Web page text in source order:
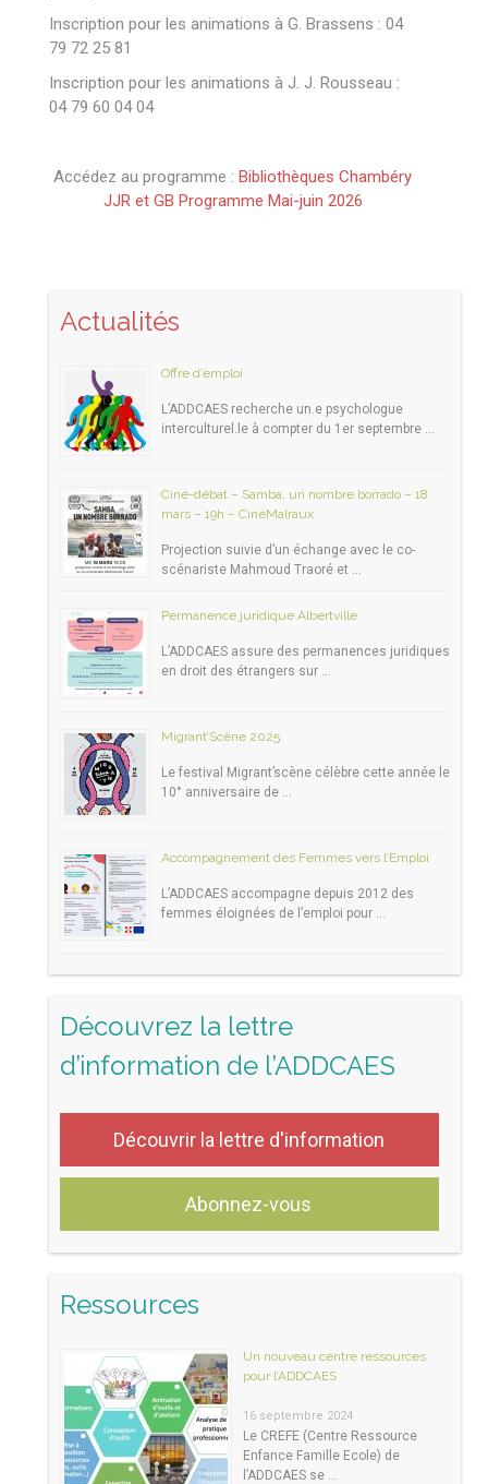
Inscription pour les animations à G. Brassens : 04
79 72 25 81
Inscription pour les animations à J. J. Rousseau :
04 79 60 04 04
Accédez au programme :Bibliothèques Chambéry
JJR et GB Programme Mai-juin 2026
Actualités
Offre d’emploi
L’ADDCAES recherche un.e psychologue
interculturel.le à compter du 1er septembre …
Ciné-débat – Samba, un nombre borrado – 18
mars – 19h – CinéMalraux
Projection suivie d’un échange avec le co-
scénariste Mahmoud Traoré et …
Permanence juridique Albertville
L’ADDCAES assure des permanences juridiques
en droit des étrangers sur …
Migrant’Scène 2025
Le festival Migrant’scène célèbre cette année le
10° anniversaire de …
Accompagnement des Femmes vers l’Emploi
L’ADDCAES accompagne depuis 2012 des
femmes éloignées de l’emploi pour …
Découvrez la lettre
d’information de l’ADDCAES
Découvrir la lettre d'information
Abonnez-vous
Ressources
Un nouveau centre ressources
pour l’ADDCAES
16 septembre 2024
Le CREFE (Centre Ressource
Enfance Famille Ecole) de
l’ADDCAES se …